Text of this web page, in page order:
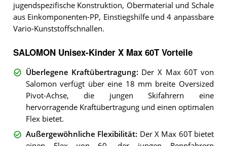
jugendspezifische Konstruktion, Obermaterial und Schale
aus Einkomponenten-PP, Einstiegshilfe und 4 anpassbare
Vario-Kunststoffschnallen.
SALOMON Unisex-Kinder X Max 60T Vorteile
Überlegene Kraftübertragung: Der X Max 60T von
Salomon verfügt über eine 18 mm breite Oversized
Pivot-Achse, die jungen Skifahrern eine
hervorragende Kraftübertragung und einen optimalen
Flex bietet.
Außergewöhnliche Flexibilität: Der X Max 60T bietet